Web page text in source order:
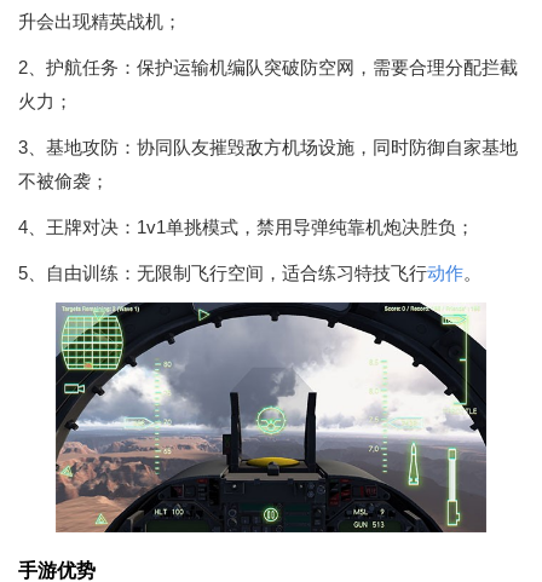
升会出现精英战机；
2、护航任务：保护运输机编队突破防空网，需要合理分配拦截
火力；
3、基地攻防：协同队友摧毁敌方机场设施，同时防御自家基地
不被偷袭；
4、王牌对决：1v1单挑模式，禁用导弹纯靠机炮决胜负；
5、自由训练：无限制飞行空间，适合练习特技飞行动作。
手游优势